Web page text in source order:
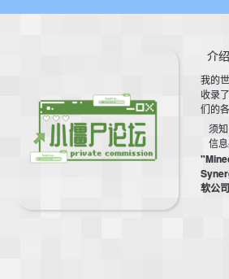
介绍
我的
收录
们的
须
信息
软公